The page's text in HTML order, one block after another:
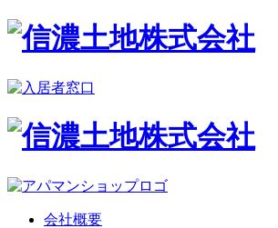
会社概要